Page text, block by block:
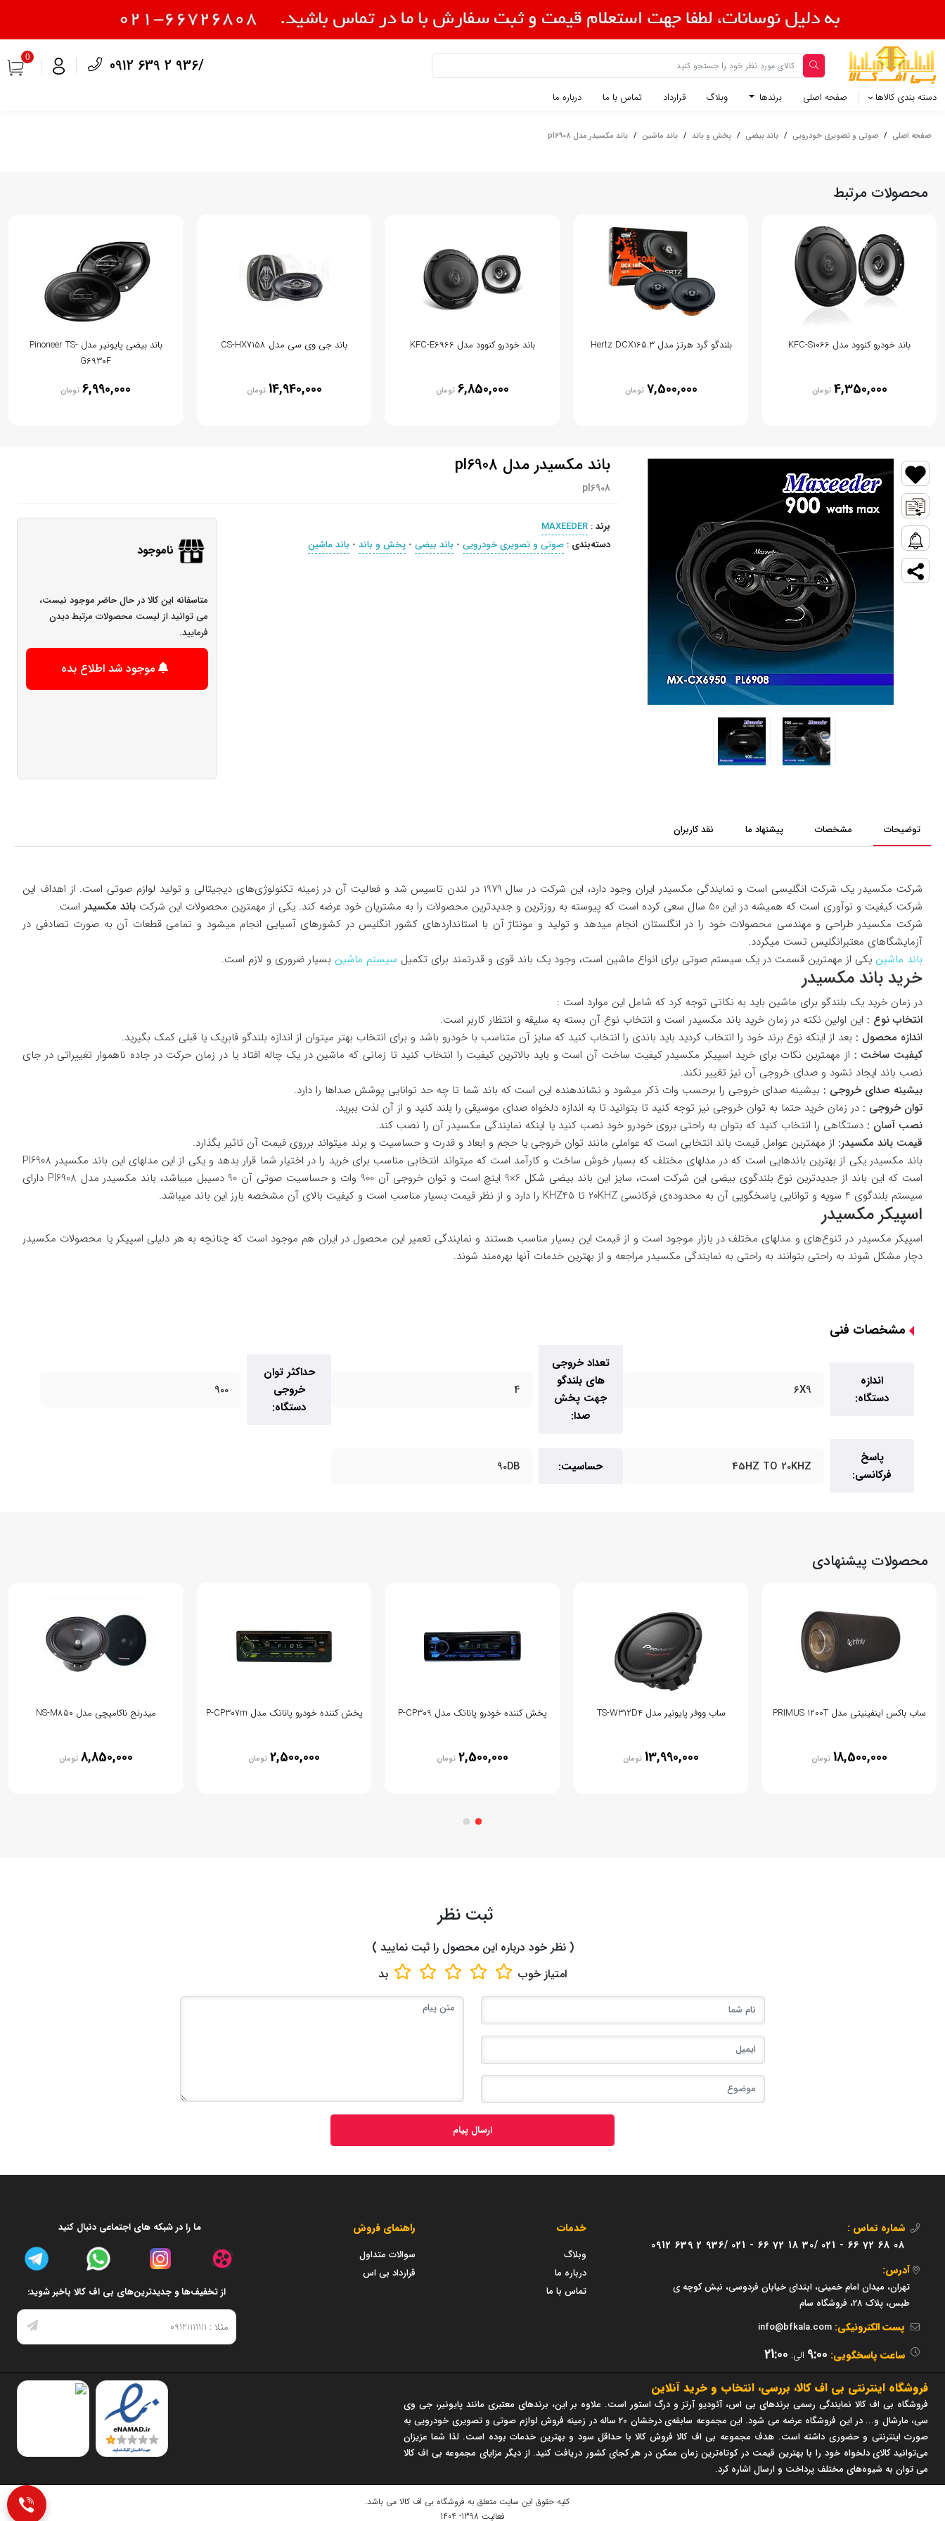
0912 639 2 936/
0
دسته بندی کالاها صفحه اصلی برندها وبلاگ قرارداد تماس با ما درباره ما
صفحه اصلی / صوتی و تصویری خودرویی / باند بیضی / پخش و باند / باند ماشین / باند مکسیدر مدل pl6908
محصولات مرتبط
باند خودرو کنوود مدل KFC-S1066
4,350,000 تومان
بلندگو گرد هرتز مدل Hertz DCX165.3
7,500,000 تومان
باند خودرو کنوود مدل KFC-E6966
6,850,000 تومان
باند جی وی سی مدل CS-HX7158
14,940,000 تومان
باند بیضی پایونیر مدل Pinoneer TS-
G6930F
6,990,000 تومان
باند مکسیدر مدل pl6908
pl6908
برند:
MAXEEDER
دسته‌بندی : صوتی و تصویری خودرویی - باند بیضی - پخش و باند - باند ماشین ناموجود
متاسفانه این کالا در حال حاضر موجود نیست،
می توانید از لیست محصولات مرتبط دیدن
فرمایید.
موجود شد اطلاع بده
توضیحات مشخصات پیشنهاد ما نقد کاربران
شرکت مکسیدر یک شرکت انگلیسی است و نمایندگی مکسیدر ایران وجود دارد، این شرکت در سال 1979 در لندن تاسیس شد و فعالیت آن در زمینه تکنولوژی‌های دیجیتالی و تولید لوازم صوتی است. از اهداف این
شرکت کیفیت و نوآوری است که همیشه در این 50 سال سعی کرده است که پیوسته به روزترین و جدیدترین محصولات را به مشتریان خود عرضه کند. یکی از مهمترین محصولات این شرکت
باند مکسیدر است.
شرکت مکسیدر طراحی و مهندسی محصولات خود را در انگلستان انجام میدهد و تولید و مونتاژ آن با استانداردهای کشور انگلیس در کشورهای آسیایی انجام میشود و تمامی قطعات آن به صورت تصادفی در
آزمایشگاهای معتبرانگلیس تست میگردد.
باند ماشین یکی از مهمترین قسمت در یک سیستم صوتی برای انواع ماشین است، وجود یک باند قوی و قدرتمند برای تکمیل سیستم ماشین بسیار ضروری و لازم است.
خرید باند مکسیدر
در زمان خرید یک بلندگو برای ماشین باید به نکاتی توجه کرد که شامل این موارد است :
انتخاب نوع : این اولین نکته در زمان خرید باند مکسیدر است و انتخاب نوع آن بسته به سلیقه و انتظار کاربر است.
اندازه محصول : بعد از اینکه نوع برند خود را انتخاب کردید باید باندی را انتخاب کنید که سایز آن متناسب با خودرو باشد و برای انتخاب بهتر میتوان از اندازه بلندگو فابریک یا قبلی کمک بگیرید.
کیفیت ساخت : از مهمترین نکات برای خرید اسپیکر مکسیدر کیفیت ساخت آن است و باید بالاترین کیفیت را انتخاب کنید تا زمانی که ماشین در یک چاله افتاد یا در زمان حرکت در جاده ناهموار تغییراتی در جای
نصب باند ایجاد نشود و صدای خروجی آن نیز تغییر نکند.
بیشینه صدای خروجی : بیشینه صدای خروجی را برحسب وات ذکر میشود و نشاندهنده این است که باند شما تا چه حد توانایی پوشش صداها را دارد.
توان خروجی : در زمان خرید حتما به توان خروجی نیز توجه کنید تا بتوانید تا به اندازه دلخواه صدای موسیقی را بلند کنید و از آن لذت ببرید.
نصب آسان : دستگاهی را انتخاب کنید که بتوان به راحتی بروی خودرو خود نصب کنید یا اینکه نمایندگی مکسیدر آن را نصب کند.
قیمت باند مکسیدر: از مهمترین عوامل قیمت باند انتخابی است که عواملی مانند توان خروجی یا حجم و ابعاد و قدرت و حساسیت و برند میتواند برروی قیمت آن تاثیر بگذارد.
باند مکسیدر یکی از بهترین باندهایی است که در مدلهای مختلف که بسیار خوش ساخت و کارآمد است که میتواند انتخابی مناسب برای خرید را در اختیار شما قرار بدهد و یکی از این مدلهای این باند مکسیدر PI6908
است که این باند از جدیدترین نوع بلندگوی بیضی این شرکت است، سایز این باند بیضی شکل 6×9 اینچ است و توان خروجی آن 900 وات و حساسیت صوتی آن 90 دسیبل میباشد، باند مکسیدر مدل PI6908 دارای
سیستم بلندگوی 4 سویه و توانایی پاسخگویی آن به محدوده‌ی فرکانسی 20KHZ تا KHZ45 را دارد و از نظر قیمت بسیار مناسب است و کیفیت بالای آن مشخصه بارز این باند میباشد.
اسپیکر مکسیدر
اسپیکر مکسیدر در تنوع‌های و مدلهای مختلف در بازار موجود است و از قیمت این بسیار مناسب هستند و نمایندگی تعمیر این محصول در ایران هم موجود است که چنانچه به هر دلیلی اسپیکر یا محصولات مکسیدر
دچار مشکل شوند به راحتی بتوانند به راحتی به نمایندگی مکسیدر مراجعه و از بهترین خدمات آنها بهره‌مند شوند.
مشخصات فنی
اندازه
دستگاه:
6X9
تعداد خروجی
های بلندگو
جهت پخش
صدا:
4
حداکثر توان
خروجی
دستگاه:
900
پاسخ
فرکانسی:
45HZ TO 20KHZ حساسیت: 90DB
محصولات پیشنهادی
ساب باکس اینفینیتی مدل PRIMUS 1200T
18,500,000 تومان
ساب ووفر پایونیر مدل TS-W312D4
13,990,000 تومان
پخش کننده خودرو پاناتک مدل P-CP309
2,500,000 تومان
پخش کننده خودرو پاناتک مدل P-CP307m
2,500,000 تومان
میدرنج ناکامیچی مدل NS-M850
8,850,000 تومان
ثبت نظر
( نظر خود درباره این محصول را ثبت نمایید )
امتیاز خوب بد
ارسال پیام
شماره تماس :
021 - 66 72 68 08
021 - 66 72 18 30/
0912 639 2 936/
آدرس:
تهران، میدان امام خمینی، ابتدای خیابان فردوسی، نبش کوچه ی
طبس، پلاک 28، فروشگاه سام
پست الکترونیکی: info@bfkala.com
ساعت پاسخگویی: 9:00 الی: 21:00
خدمات
وبلاگ
درباره ما
تماس با ما
راهنمای فروش
سوالات متداول
قرارداد بی اس
ما را در شبکه های اجتماعی دنبال کنید
از تخفیف‌ها و جدیدترین‌های بی اف کالا باخبر شوید:
فروشگاه اینترنتی بی اف کالا، بررسی، انتخاب و خرید آنلاین
فروشگاه بی اف کالا نمایندگی رسمی برندهای بی اس، آئودیو آرتز و درگ استور است. علاوه بر این، برندهای معتبری مانند پایونیر، جی وی
سی، مارشال و... در این فروشگاه عرضه می شود. این مجموعه سابقه‌ی درخشان 20 ساله در زمینه فروش لوازم صوتی و تصویری خودرویی به
صورت اینترنتی و حضوری داشته است. هدف مجموعه بی اف کالا فروش کالا با حداقل سود و بهترین خدمات بوده است. لذا شما عزیزان
می‌توانید کالای دلخواه خود را با بهترین قیمت در کوتاه‌ترین زمان ممکن در هر کجای کشور دریافت کنید. از دیگر مزایای مجموعه بی اف کالا
می توان به شیوه‌های مختلف پرداخت و ارسال اشاره کرد.
کلیه حقوق این سایت متعلق به فروشگاه بی اف کالامی باشد.
فعالیت 1398- 1404